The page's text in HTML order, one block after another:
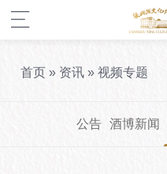
首页 » 资讯 » 视频专题
公告 酒博新闻